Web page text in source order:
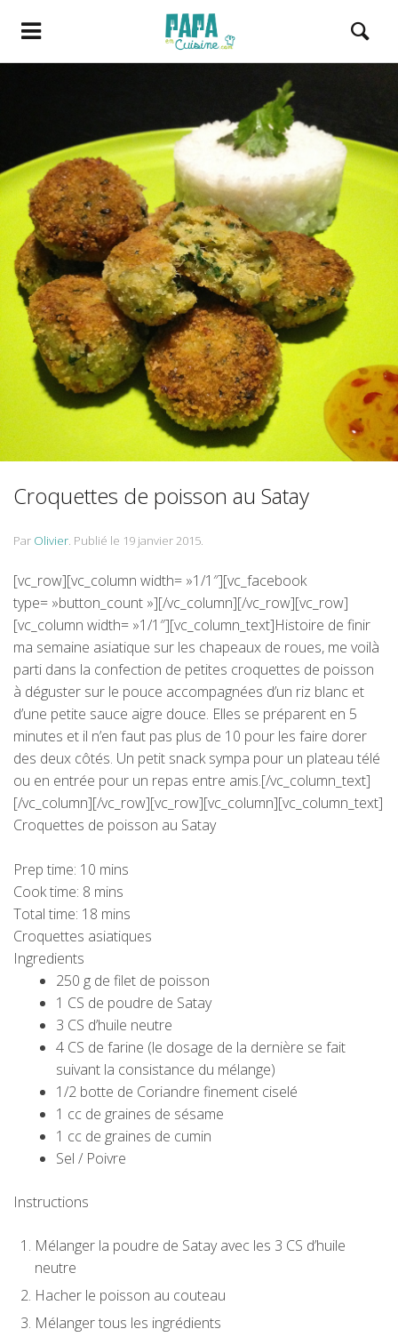
Croquettes de poisson au Satay
Par Olivier. Publié le 19 janvier 2015.
[vc_row][vc_column width= »1/1″][vc_facebook
type= »button_count »][/vc_column][/vc_row][vc_row]
[vc_column width= »1/1″][vc_column_text]Histoire de finir
ma semaine asiatique sur les chapeaux de roues, me voilà
parti dans la confection de petites croquettes de poisson
à déguster sur le pouce accompagnées d’un riz blanc et
d’une petite sauce aigre douce. Elles se préparent en 5
minutes et il n’en faut pas plus de 10 pour les faire dorer
des deux côtés. Un petit snack sympa pour un plateau télé
ou en entrée pour un repas entre amis.[/vc_column_text]
[/vc_column][/vc_row][vc_row][vc_column][vc_column_text]
Croquettes de poisson au Satay
Prep time: 10 mins
Cook time: 8 mins
Total time: 18 mins
Croquettes asiatiques
Ingredients
250 g de filet de poisson
1 CS de poudre de Satay
3 CS d’huile neutre
4 CS de farine (le dosage de la dernière se fait
suivant la consistance du mélange)
1/2 botte de Coriandre finement ciselé
1 cc de graines de sésame
1 cc de graines de cumin
Sel / Poivre
Instructions
Mélanger la poudre de Satay avec les 3 CS d’huile
neutre
Hacher le poisson au couteau
Mélanger tous les ingrédients